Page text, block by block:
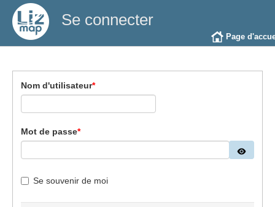
Se connecter
Page
Nom d'utilisateur*
Mot de passe*
Se souvenir de moi